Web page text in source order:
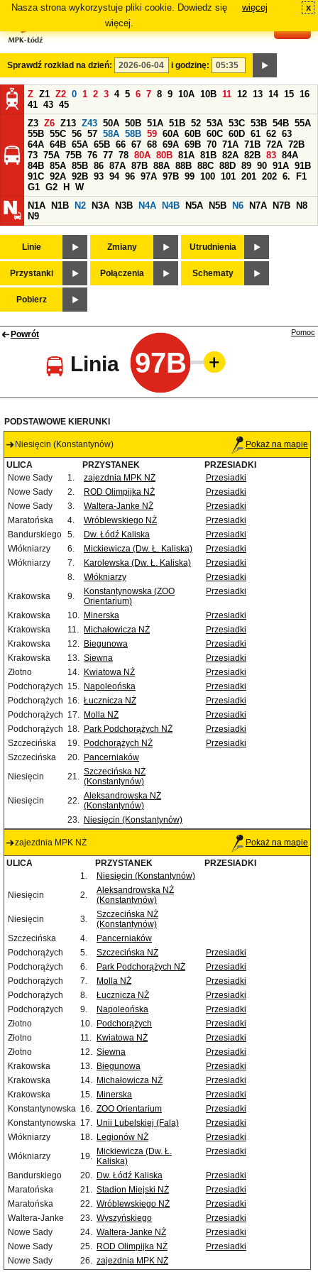
Nasza strona wykorzystuje pliki cookie. Dowiedz się
więcej.
więcej x
Sprawdź rozkład na dzień: i godzinę:
Z Z1 Z2 0 1 2 3 4 5 6 7 8 9 10A 10B 11 12 13 14 15 16
41 43 45
Z3 Z6 Z13 Z43 50A 50B 51A 51B 52 53A 53C 53B 54B 55A
55B 55C 56 57 58A 58B 59 60A 60B 60C 60D 61 62 63
64A 64B 65A 65B 66 67 68 69A 69B 70 71A 71B 72A 72B
73 75A 75B 76 77 78 80A 80B 81A 81B 82A 82B 83 84A
84B 85A 85B 86 87A 87B 88A 88B 88C 88D 89 90 91A 91B
91C 92A 92B 93 94 96 97A 97B 99 100 101 201 202 6.
F1
G1 G2 H
W
N1A
N1B N2 N3A N3B N4A N4B N5A N5B N6 N7A N7B
N8
N9
Linie Zmiany Utrudnienia
Przystanki Połączenia Schematy
Pobierz
Powrót
Linia 97B
Pomoc
PODSTAWOWE KIERUNKI
Niesięcin (Konstantynów) Pokaż na mapie
ULICA PRZYSTANEK
PRZESIADKI
Nowe Sady
1. zajezdnia MPK NŻ
Przesiadki
Nowe Sady
2. ROD Olimpijka NŻ
Przesiadki
Nowe Sady
3. Waltera-Janke NŻ
Przesiadki
Maratońska
4. Wróblewskiego NŻ
Przesiadki
Bandurskiego 5. Dw. Łódź Kaliska
Przesiadki
Włókniarzy
6. Mickiewicza (Dw. Ł. Kaliska)
Przesiadki
Włókniarzy
7. Karolewska (Dw. Ł. Kaliska)
Przesiadki
8.
Włókniarzy
Przesiadki
Krakowska
9.
Konstantynowska (ZOO
Orientarium)
Przesiadki
Krakowska 10. Minerska
Przesiadki
Krakowska
11. Michałowicza NŻ
Przesiadki
Krakowska
12. Biegunowa
Przesiadki
Krakowska
13. Siewna
Przesiadki
Złotno
14. Kwiatowa NŻ
Przesiadki
Podchorążych 15. Napoleońska
Przesiadki
Podchorążych 16. Łucznicza NŻ
Przesiadki
Podchorążych 17. Molla NŻ
Przesiadki
Podchorążych 18. Park Podchorążych NŻ
Przesiadki
Szczecińska
19. Podchorążych NŻ
Przesiadki
Szczecińska
20. Pancerniaków
Niesięcin
21. Szczecińska NŻ
(Konstantynów)
Niesięcin
22. Aleksandrowska NŻ
(Konstantynów)
23. Niesięcin (Konstantynów)
zajezdnia MPK NŻ Pokaż na mapie
ULICA PRZYSTANEK
PRZESIADKI
1.
Niesięcin (Konstantynów)
Niesięcin
2.
Aleksandrowska NŻ
(Konstantynów)
Niesięcin
3.
Szczecińska NŻ
(Konstantynów)
Szczecińska
4.
Pancerniaków
Podchorążych
5. Szczecińska NŻ
Przesiadki
Podchorążych
6. Park Podchorążych NŻ
Przesiadki
Podchorążych
7. Molla NŻ
Przesiadki
Podchorążych
8. Łucznicza NŻ
Przesiadki
Podchorążych
9. Napoleońska
Przesiadki
Złotno
10. Podchorążych
Przesiadki
Złotno
11. Kwiatowa NŻ
Przesiadki
Złotno
12. Siewna
Przesiadki
Krakowska
13. Biegunowa
Przesiadki
Krakowska
14. Michałowicza NŻ
Przesiadki
Krakowska
15. Minerska
Przesiadki
Konstantynowska 16. ZOO Orientarium
Przesiadki
Konstantynowska 17. Unii Lubelskiej (Fala)
Przesiadki
Włókniarzy
18. Legionów NŻ
Przesiadki
Włókniarzy
19. Mickiewicza (Dw. Ł.
Kaliska)
Przesiadki
Bandurskiego 20. Dw. Łódź Kaliska
Przesiadki
Maratońska
21. Stadion Miejski NŻ
Przesiadki
Maratońska
22. Wróblewskiego NŻ
Przesiadki
Waltera-Janke
23. Wyszyńskiego
Przesiadki
Nowe Sady
24. Waltera-Janke NŻ
Przesiadki
Nowe Sady
25. ROD Olimpijka NŻ
Przesiadki
Nowe Sady
26. zajezdnia MPK NŻ